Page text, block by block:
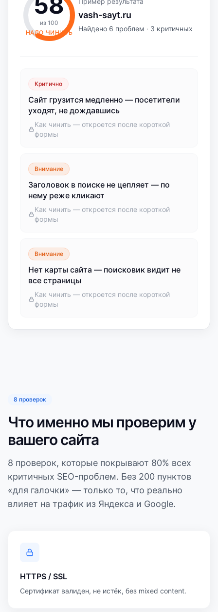
из 100
НАДО ЧИНИТЬ
vash-sayt.ru
Найдено 6 проблем · 3 критичных
Критично
Сайт грузится медленно — посетители
уходят, не дождавшись
Как чинить — откроется после короткой
формы
Внимание
Заголовок в поиске не цепляет — по
нему реже кликают
Как чинить — откроется после короткой
формы
Внимание
Нет карты сайта — поисковик видит не
все страницы
Как чинить — откроется после короткой
формы
8 проверок
Что именно мы проверим у
вашего сайта
8 проверок, которые покрывают 80% всех
критичных SEO-проблем. Без 200 пунктов
«для галочки» — только то, что реально
влияет на трафик из Яндекса и Google.
HTTPS / SSL
Сертификат валиден, не истёк, без mixed content.